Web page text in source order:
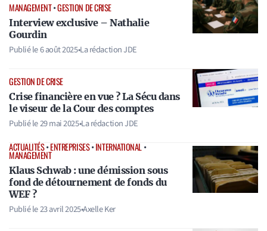
MANAGEMENT•GESTION DE CRISE
Interview exclusive – Nathalie
Gourdin
Publié le6 août 2025•La rédaction JDE
GESTION DE CRISE
Crise financière en vue ? La Sécu dans
le viseur de la Cour des comptes
Publié le29 mai 2025•La rédaction JDE
ACTUALITÉS•ENTREPRISES•INTERNATIONAL•
MANAGEMENT
Klaus Schwab : une démission sous
fond de détournement de fonds du
WEF ?
Publié le23 avril 2025•Axelle Ker